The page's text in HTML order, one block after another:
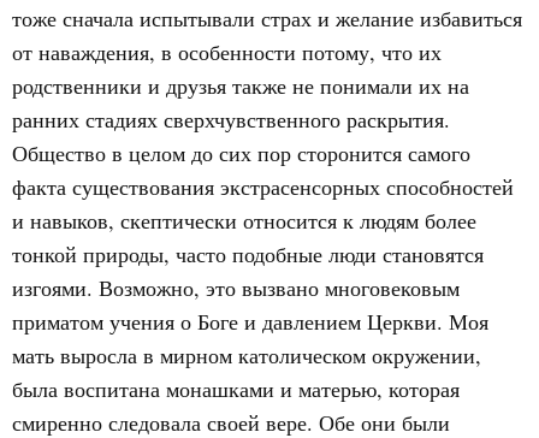
тоже сначала испытывали страх и желание избавиться
от наваждения, в особенности потому, что их
родственники и друзья также не понимали их на
ранних стадиях сверхчувственного раскрытия.
Общество в целом до сих пор сторонится самого
факта существования экстрасенсорных способностей
и навыков, скептически относится к людям более
тонкой природы, часто подобные люди становятся
изгоями. Возможно, это вызвано многовековым
приматом учения о Боге и давлением Церкви. Моя
мать выросла в мирном католическом окружении,
была воспитана монашками и матерью, которая
смиренно следовала своей вере. Обе они были